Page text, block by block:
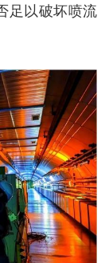
足以破坏喷流